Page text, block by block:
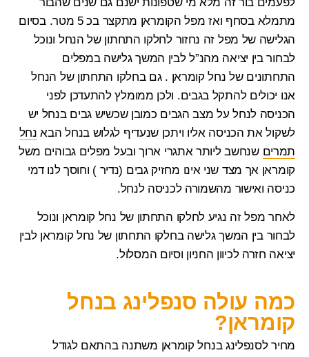
מתמלא בסחף ואז מפל הקומראן
מתקצר בכ 5 מטר. בסיום
הגלישה של מפל זה נחזור לחלקו התחתון של הנחל ונוכל
לבחור בין יציאה מהנ”ל לבין המשך גלישה במפלים
התחתונים של נחל קומראן . גם בחלקו התחתון של הנחל
אנו יכולים להתקל בגבים. ולכן ממומלץ להתעדכן לפני
הכניסה לנחל על מצב הגבים כמובן שכשיש גבים בנחל יש
לשקול את הכניסה אליו ויתכן שנעדיף לגלוש בנחל הבא נחל
תמרים שנחשב ליותר אתגרי ארוך ובעל מפלים גבוהים משל
קומראן אך מצד שני אינו מחזיק גבים (נדיר ) וחוסך לנו דמי
כניסה ואישור מהשמורה לכניסה לנחל.
לאחר מפל זה נגיע לחלקו התחתון של נחל קומראן ונוכל
לבחור בין המשךגלישה בחלקו התחתון של נחל קומראן לבין
יציאה חזרה לכיוון החניון וסיום המסלול.
כמה עולה סנפלינג בנחל
קומראן?
מחיר לסנפלינג בנחל קומראן משתנה בהתאם לגודל